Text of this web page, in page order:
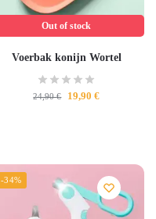
Out of stock
Voerbak konijn Wortel
24,90€ 19,90 €
-34%